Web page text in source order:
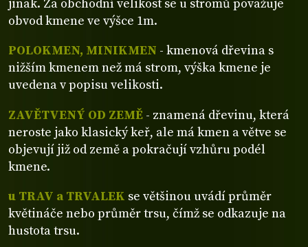
jinak. Za obchodní velikost se u stromů považuje
obvod kmene ve výšce 1m.
POLOKMEN, MINIKMEN - kmenová dřevina s
nižším kmenem než má strom, výška kmene je
uvedena v popisu velikosti.
ZAVĚTVENÝ OD ZEMĚ - znamená dřevinu, která
neroste jako klasický keř, ale má kmen a větve se
objevují již od země a pokračují vzhůru podél
kmene.
u TRAV a TRVALEK se většinou uvádí průměr
květináče nebo průměr trsu, čímž se odkazuje na
hustota trsu.